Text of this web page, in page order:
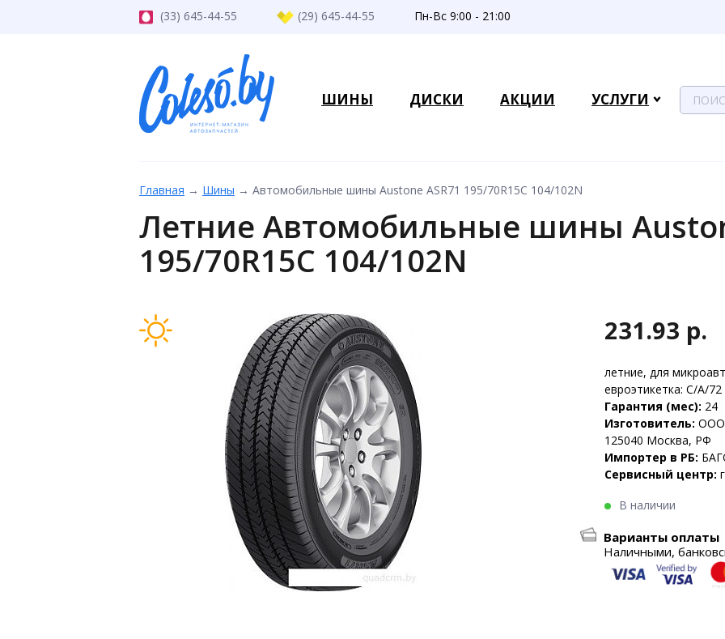
(33) 645-44-55 (29) 645-44-55 Пн-Вс 9:00 - 21:00
ШИНЫ ДИСКИ АКЦИИ УСЛУГИ
Главная → Шины → Автомобильные шины Austone ASR71 195/70R15C 104/102N
Летние Автомобильные шины
195/70R15C 104/102N
231.93 р.
летние, для
евроэтикетка: C/A/72
Гарантия (мес): 24
Изготовитель: ООО
125040 Москва, РФ
Импортер в РБ:
Сервисный центр:
В наличии
Варианты оплаты
Наличными,